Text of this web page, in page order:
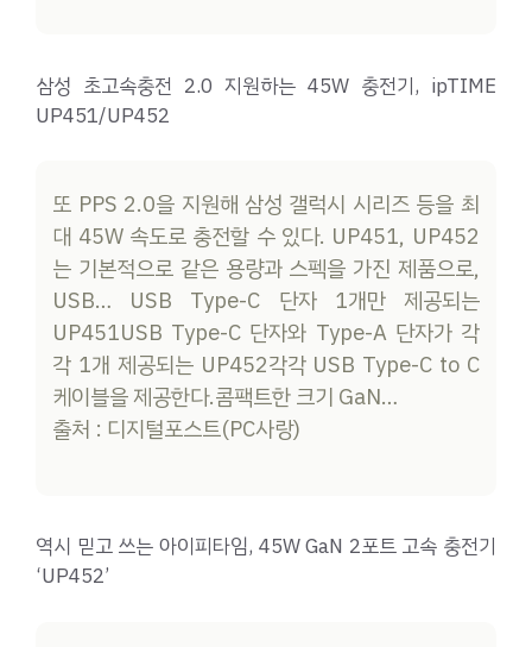
삼성 초고속충전 2.0 지원하는 45W 충전기, ipTIME
UP451/UP452
또 PPS 2.0을 지원해 삼성 갤럭시 시리즈 등을 최
대 45W 속도로 충전할 수 있다. UP451, UP452
는 기본적으로 같은 용량과 스펙을 가진 제품으로,
USB… USB Type-C 단자 1개만 제공되는
UP451USB Type-C 단자와 Type-A 단자가 각
각 1개 제공되는 UP452각각 USB Type-C to C
케이블을 제공한다.콤팩트한 크기 GaN…
출처 : 디지털포스트(PC사랑)
역시 믿고 쓰는 아이피타임, 45W GaN 2포트 고속 충전기
‘UP452’